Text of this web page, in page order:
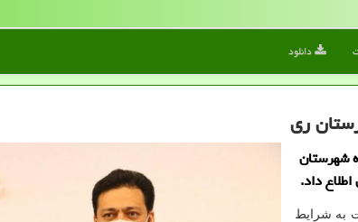
دانلود
شهرستان
به شرایط